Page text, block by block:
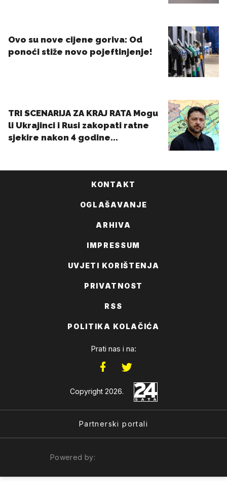
KONTAKT
OGLAŠAVANJE
ARHIVA
IMPRESSUM
UVJETI KORIŠTENJA
PRIVATNOST
RSS
POLITIKA KOLAČIĆA
Prati nas i na:
Copyright 2026.
Partnerski portali
Powered by: